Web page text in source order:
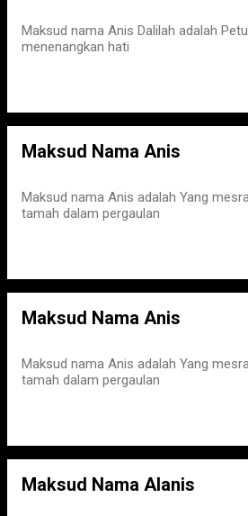
Maksud nama Anis Dalilah adalah
menenangkan hati
Maksud Nama Anis
Maksud nama Anis adalah Yang
tamah dalam pergaulan
Maksud Nama Anis
Maksud nama Anis adalah Yang
tamah dalam pergaulan
Maksud Nama Alanis